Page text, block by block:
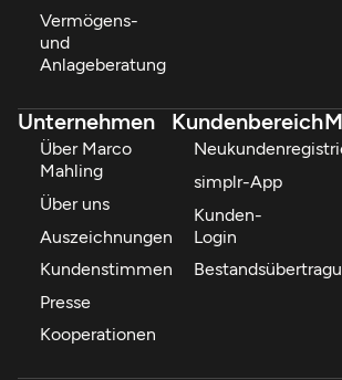
Vermögens-
und
Anlageberatung
Unternehmen
Über Marco
Mahling
Über uns
Auszeichnungen
Kundenstimmen
Presse
Kooperationen
Kundenbereich
simplr-App
Kunden-
Login